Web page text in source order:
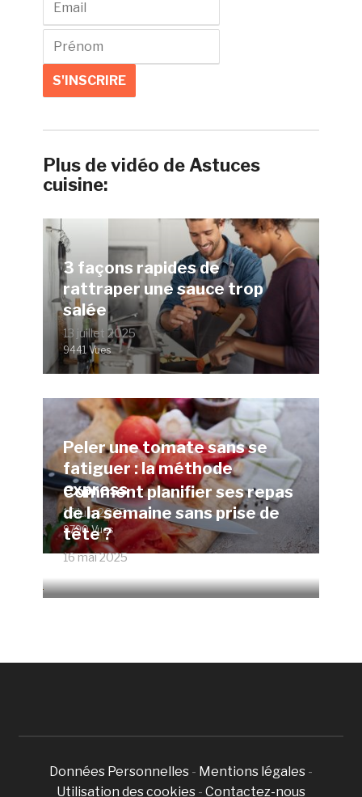
Plus de vidéo de Astuces
cuisine:
3 façons rapides de
rattraper une sauce trop
salée
13 juillet 2025
9441 Vues
Peler une tomate sans se
fatiguer : la méthode
express
15 juin 2025
9790 Vues
Comment planifier ses repas
de la semaine sans prise de
tête ?
16 mai 2025
Données Personnelles - Mentions légales -
Utilisation des cookies - Contactez-nous